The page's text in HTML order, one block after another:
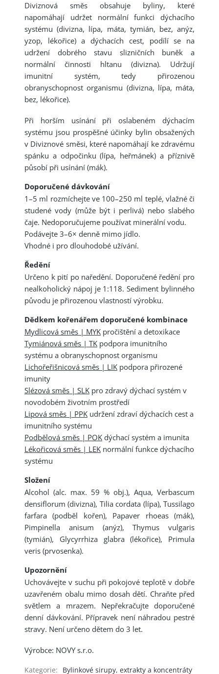
Diviznová směs obsahuje byliny, které
napomáhají udržet normální funkci dýchacího
systému (divizna, lípa, máta, tymián, bez, anýz,
yzop, lékořice) a dýchacích cest, podílí se na
udržení dobrého stavu slizničních buněk a
normální činnosti hltanu (divizna). Udržují
imunitní systém, tedy přirozenou
obranyschopnost organismu (divizna, lípa, máta,
bez, lékořice).
Při horším usínání při oslabeném dýchacím
systému jsou prospěšné účinky bylin obsažených
v Diviznové směsi, které napomáhají ke zdravému
spánku a odpočinku (lípa, heřmánek) a příznivě
působí při usínání (mák).
Doporučené dávkování
1–5 ml rozmíchejte ve 100–250 ml teplé, vlažné či
studené vody (může být i perlivá) nebo slabého
čaje. Nedoporučujeme používat minerální vodu.
Podávejte 3–6× denně mimo jídlo.
Vhodné i pro dlouhodobé užívání.
Ředění
Určeno k pití po naředění. Doporučené ředění pro
nealkoholický nápoj je 1:118. Sediment bylinného
původu je přirozenou vlastností výrobku.
Dědkem kořenářem doporučené kombinace
Mydlicová směs | MYK pročištění a detoxikace
Tymiánová směs | TK podpora imunitního
systému a obranyschopnost organismu
Lichořeřišnicová směs | LIK podpora přirozené
imunity
Slézová směs | SLK pro zdravý dýchací systém v
novodobém životním prostředí
Lipová směs | PPK udržení zdraví dýchacích cest a
imunitního systému
Podbělová směs | POK dýchací systém a imunita
Lékořicová směs | LEK normální funkce dýchacího
systému
Složení
Alcohol (alc. max. 59 % obj.), Aqua, Verbascum
densiflorum (divizna), Tilia cordata (lípa), Tussilago
farfara (podběl kořen), Papaver rhoeas (mák),
Pimpinella anisum (anýz), Thymus vulgaris
(tymián), Glycyrrhiza glabra (lékořice), Primula
veris (prvosenka).
Upozornění
Uchovávejte v suchu při pokojové teplotě v dobře
uzavřeném obalu mimo dosah dětí. Chraňte před
světlem a mrazem. Nepřekračujte doporučené
denní dávkování. Přípravek není náhradou pestré
stravy. Není určeno dětem do 3 let.
Výrobce: NOVY s.r.o.
Kategorie: Bylinkové sirupy, extrakty a koncentráty